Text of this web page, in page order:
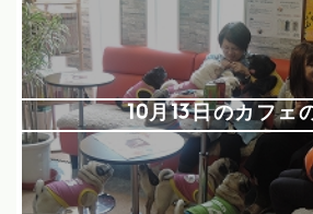
10月13日のカフェ